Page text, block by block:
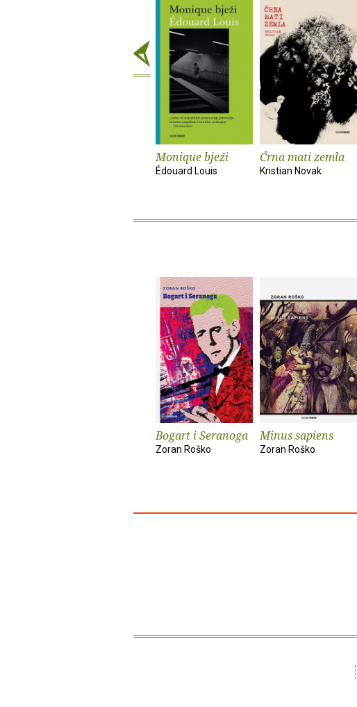
Monique bježi
Édouard Louis
Črna mati zemla
Kristian Novak
Bogart i Seranoga
Zoran Roško
Minus sapiens
Zoran Roško